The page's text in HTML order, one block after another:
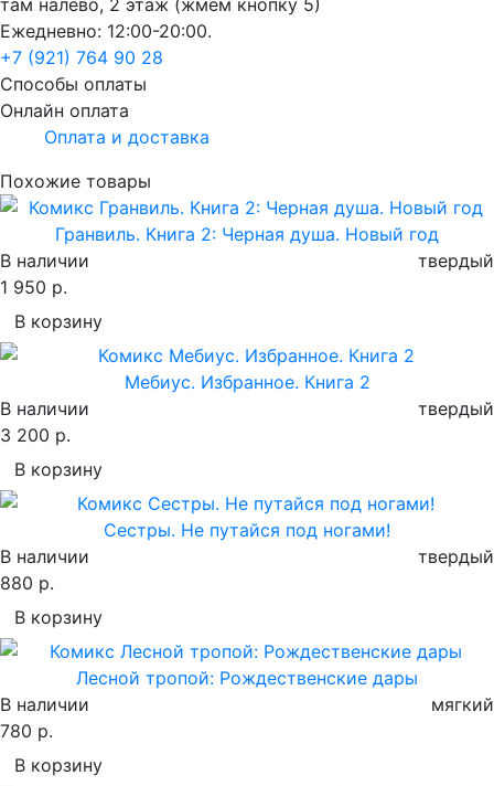
Ежедневно: 12:00-20:00.
+7 (921) 764 90 28
Способы оплаты
Онлайн оплата
Оплата и доставка
Похожие товары
Гранвиль. Книга 2: Черная душа. Новый год
В наличии
твердый
1 950 р.
В корзину
Мебиус. Избранное. Книга 2
В наличии
твердый
3 200 р.
В корзину
Сестры. Не путайся под ногами!
В наличии
твердый
880 р.
В корзину
Лесной тропой: Рождественские дары
В наличии
мягкий
780 р.
В корзину